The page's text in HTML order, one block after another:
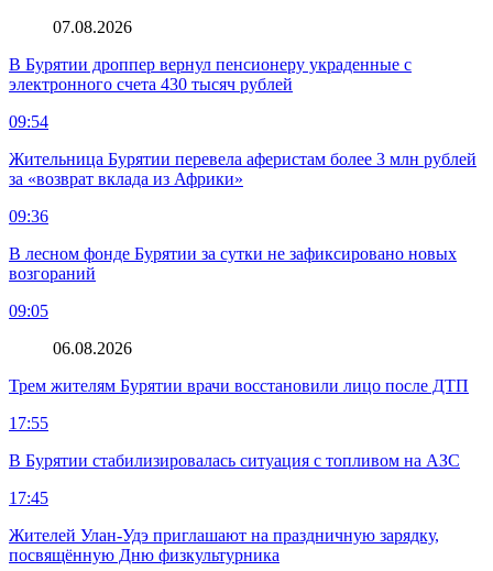
07.08.2026
В Бурятии дроппер вернул пенсионеру украденные с
электронного счета 430 тысяч рублей
09:54
Жительница Бурятии перевела аферистам более 3 млн рублей
за «возврат вклада из Африки»
09:36
В лесном фонде Бурятии за сутки не зафиксировано новых
возгораний
09:05
06.08.2026
Трем жителям Бурятии врачи восстановили лицо после ДТП
17:55
В Бурятии стабилизировалась ситуация с топливом на АЗС
17:45
Жителей Улан-Удэ приглашают на праздничную зарядку,
посвящённую Дню физкультурника